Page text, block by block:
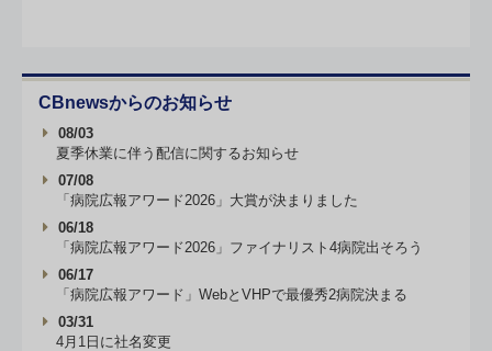
CBnewsからのお知らせ
08/03
夏季休業に伴う配信に関するお知らせ
07/08
「病院広報アワード2026」大賞が決まりました
06/18
「病院広報アワード2026」ファイナリスト4病院出そろう
06/17
「病院広報アワード」WebとVHPで最優秀2病院決まる
03/31
4月1日に社名変更